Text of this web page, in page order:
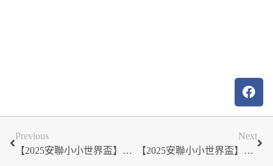
Previous
【2025安聯小小世界盃】花蓮區賽事資訊一次看懂！｜賽程表、秩序冊與場地須知全面整理
Next
【2025安聯小小世界盃】臺南區賽事資訊一次看懂！｜賽程表、秩序冊與場地須知全面整理